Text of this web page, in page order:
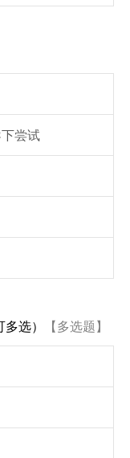
尝试
选） 【多选题】